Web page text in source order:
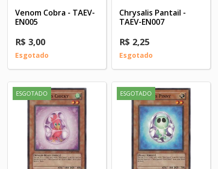
Venom Cobra - TAEV-
EN005
R$ 3,00
Esgotado
Chrysalis Pantail -
TAEV-EN007
R$ 2,25
Esgotado
ESGOTADO ESGOTADO